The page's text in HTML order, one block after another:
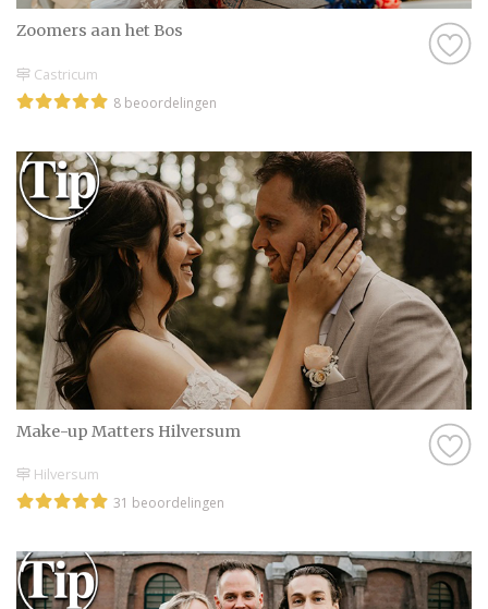
Zoomers aan het Bos
Castricum
8 beoordelingen
Make-up Matters Hilversum
Hilversum
31 beoordelingen